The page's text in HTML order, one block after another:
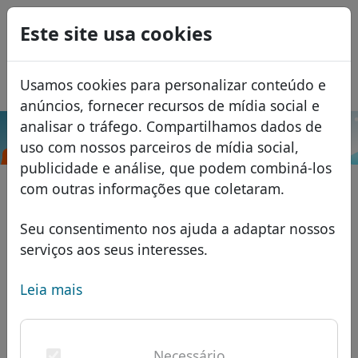
Este site usa cookies
Usamos cookies para personalizar conteúdo e
anúncios, fornecer recursos de mídia social e
analisar o tráfego. Compartilhamos dados de
uso com nossos parceiros de mídia social,
publicidade e análise, que podem combiná-los
com outras informações que coletaram.
Seu consentimento nos ajuda a adaptar nossos
serviços aos seus interesses.
Leia mais
Domínios
Banco de dados de domínios
domínios africanos
domínios asiáticos
domínios europeus
Lista de preços
Descontos
Transferir
Pesquisar
Serviços
FAQ
USD
EUR
GBP
Español
Français
Italiano
Română
Eesti
.com.na Pesquisar